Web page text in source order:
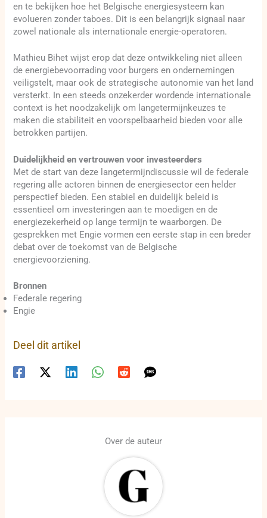
en te bekijken hoe het Belgische energiesysteem kan
evolueren zonder taboes. Dit is een belangrijk signaal naar
zowel nationale als internationale energie-operatoren.
Mathieu Bihet wijst erop dat deze ontwikkeling niet alleen
de energiebevoorrading voor burgers en ondernemingen
veiligstelt, maar ook de strategische autonomie van het land
versterkt. In een steeds onzekerder wordende internationale
context is het noodzakelijk om langetermijnkeuzes te
maken die stabiliteit en voorspelbaarheid bieden voor alle
betrokken partijen.
Duidelijkheid en vertrouwen voor investeerders
Met de start van deze langetermijndiscussie wil de federale
regering alle actoren binnen de energiesector een helder
perspectief bieden. Een stabiel en duidelijk beleid is
essentieel om investeringen aan te moedigen en de
energiezekerheid op lange termijn te waarborgen. De
gesprekken met Engie vormen een eerste stap in een breder
debat over de toekomst van de Belgische
energievoorziening.
Bronnen
Federale regering
Engie
Deel dit artikel
Over de auteur